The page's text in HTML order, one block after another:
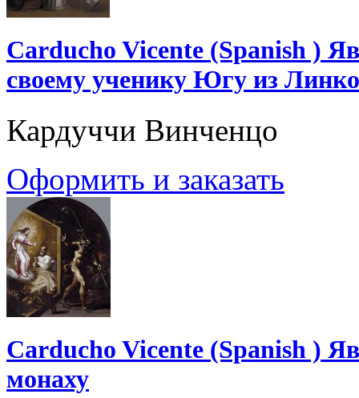
Carducho Vicente (Spanish )
своему ученику Югу из
Кардуччи Винченцо
Оформить и заказать
Carducho Vicente (Spanish )
монаху